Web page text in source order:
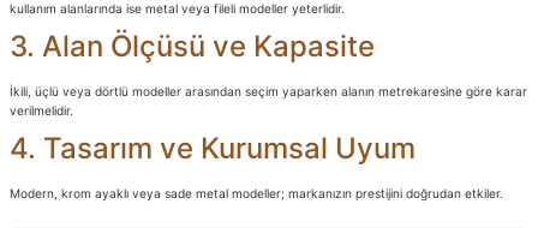
kullanım alanlarında ise metal veya fileli modeller yeterlidir.
3. Alan Ölçüsü ve Kapasite
İkili, üçlü veya dörtlü modeller arasından seçim yaparken alanın metrekaresine göre karar
verilmelidir.
4. Tasarım ve Kurumsal Uyum
Modern, krom ayaklı veya sade metal modeller; markanızın prestijini doğrudan etkiler.